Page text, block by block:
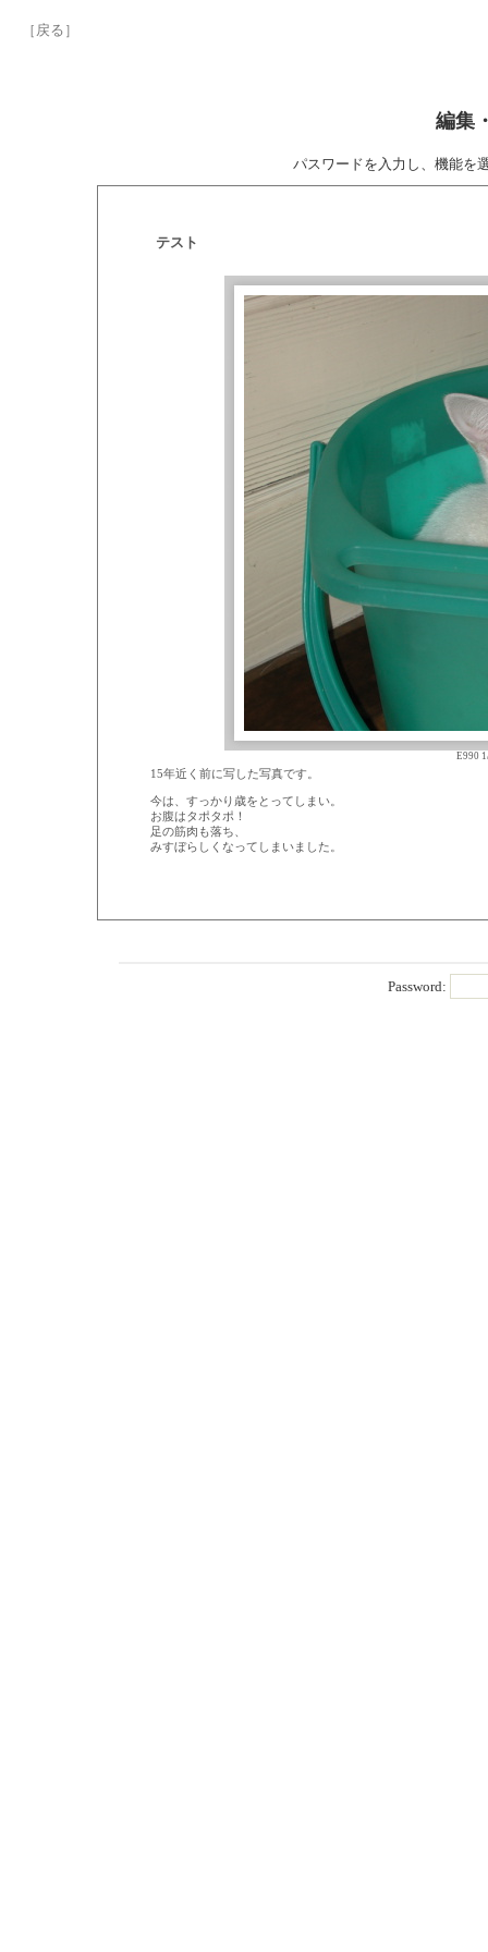
［戻る］
編集
パスワードを入力し、機能を
テスト
E990
15年近く前に写した写真です。
今は、すっかり歳をとってしまい。
お腹はタポタポ！
足の筋肉も落ち、
みすぼらしくなってしまいました。
Password: